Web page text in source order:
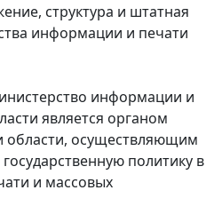
структура и штатная
информации и печати
информации и
является органом
области, осуществляющим
политику в
и массовых